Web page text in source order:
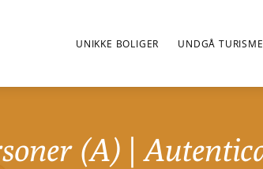
UNIKKE BOLIGER UNDGÅ
(A) |